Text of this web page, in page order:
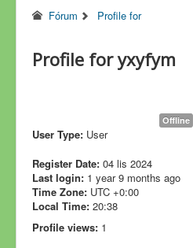
Fórum Profile for
Profile for yxyfym
Offline
User Type: User
Register Date: 04 lis 2024
Last login: 1 year 9 months ago
Time Zone: UTC +0:00
Local Time: 20:38
Profile views: 1